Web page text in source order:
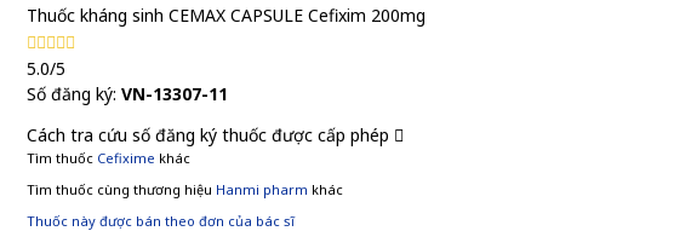
Thuốc kháng sinh CEMAX CAPSULE Cefixim 200mg
5.0/5
Số đăng ký: VN-13307-11
Cách tra cứu số đăng ký thuốc được cấp phép
Tìm thuốc Cefixime khác
Tìm thuốc cùng thương hiệu Hanmi pharm khác
Thuốc này được bán theo đơn của bác sĩ